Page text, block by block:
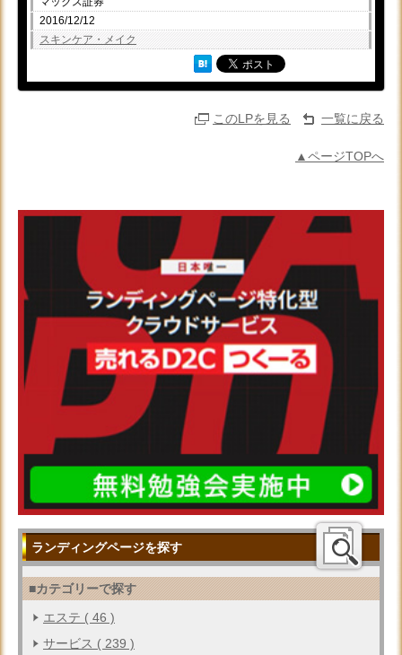
2016/12/12
スキンケア・メイク
このLPを見る 一覧に戻る
▲ページTOPへ
ランディングページを探す
■カテゴリーで探す
エステ ( 46 )
サービス ( 239 )